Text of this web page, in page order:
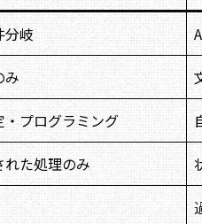
分岐
み
・プログラミング
れた処理のみ